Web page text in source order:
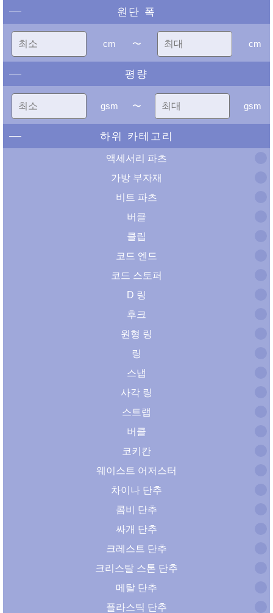
원단 폭
cm 〜 cm
평량
gsm 〜 gsm
하위 카테고리
액세서리 파츠
가방 부자재
비트 파츠
버클
클립
코드 엔드
코드 스토퍼
D 링
후크
원형 링
링
스냅
사각 링
스트랩
버클
코키칸
웨이스트 어저스터
차이나 단추
콤비 단추
싸개 단추
크레스트 단추
크리스탈 스톤 단추
메탈 단추
플라스틱 단추